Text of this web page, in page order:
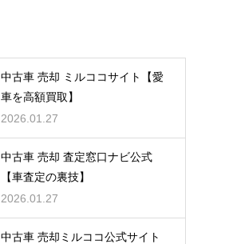
中古車 売却 ミルココサイト【愛
車を高額買取】
2026.01.27
中古車 売却 査定窓口ナビ公式
【車査定の裏技】
2026.01.27
中古車 売却ミルココ公式サイト